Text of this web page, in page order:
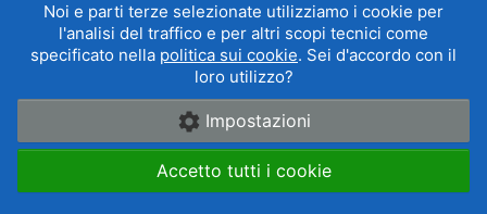
CryptoRocket
0
recensione
PureMarketBroker
0
recensione
EUR/USD*: pip
Noi e parti terze selezionate utilizziamo i cookie per
l'analisi del traffico e per altri scopi tecnici come
specificato nella politica sui cookie. Sei d'accordo con il
loro utilizzo?
Impostazioni
Accetto tutti i cookie